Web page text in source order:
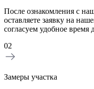
После ознакомления с
оставляете заявку на
согласуем удобное время
02
Замеры участка